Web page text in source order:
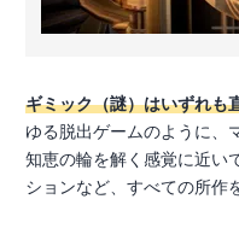
ギミック（謎）はいずれも
ゆる脱出ゲームのように、
知恵の輪を解く感覚に近い
ションなど、すべての所作